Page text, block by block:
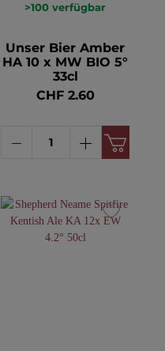
>100 verfügbar
Unser Bier Amber
HA 10 x MW BIO 5°
33cl
CHF 2.60